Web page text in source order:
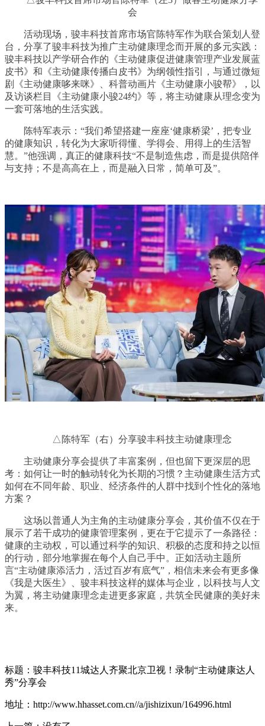
会
活动现场，骏丰科技首席市场官陈特军作为联合策划人登
台，分享了骏丰科技为推广主动健康理念而开展的多元实践：
骏丰科技以产学研合作的《主动健康促进健康管理产业发展蓝
皮书》和《主动健康传播白皮书》为纲领性指引，与通过微短
剧《主动健康哆来咪》、科普动画片《主动健康小骏帮》，以
及访谈栏目《主动健康小骏24约》等，将主动健康从理念变为
一套可落地的生活实践。
陈特军表示：“我们希望搭建一座座‘健康桥梁’，把专业
的健康知识，转化为大家听得懂、学得会、用得上的生活智
慧。”他强调，真正的健康科技“不是制造焦虑，而是提供陪伴
与支持；不是高高在上，而是融入日常，简单可及”。
△陈特军（右）分享骏丰科技主动健康理念
主动健康分享会提供了丰富案例，但也留下更深层的思
考：如何让一时的触动转化为长期的习惯？主动健康生活方式
如何在不同年龄、职业、经济条件的人群中找到个性化的落地
方案？
这场以普通人为主角的主动健康分享会，其价值不仅在于
展示了若干成功的健康管理案例，更在于它提示了一条路径：
健康的主动权，可以通过科学的知识、积极的态度和持之以恒
的行动，部分地掌握在每个人自己手中。正如活动主题所
言“主动健康添活力，活过百岁有底气”，相信未来会有更多像
《我是大医生》、骏丰科技这样的媒体与企业，以科技与人文
为翼，将主动健康理念走进更多家庭，共筑全民健康的美好未
来。
标题：骏丰科技11城达人齐聚北京卫视！录制“主动健康达人
秀”分享会
地址：http://www.hhasset.com.cn//a/jishizixun/164996.html